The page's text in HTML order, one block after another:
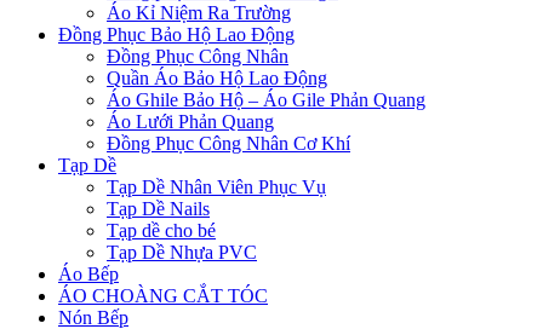
Áo Kỉ Niệm Ra Trường
Đồng Phục Bảo Hộ Lao Động
Đồng Phục Công Nhân
Quần Áo Bảo Hộ Lao Động
Áo Ghile Bảo Hộ – Áo Gile Phản Quang
Áo Lưới Phản Quang
Đồng Phục Công Nhân Cơ Khí
Tạp Dề
Tạp Dề Nhân Viên Phục Vụ
Tạp Dề Nails
Tạp dề cho bé
Tạp Dề Nhựa PVC
Áo Bếp
ÁO CHOÀNG CẮT TÓC
Nón Bếp